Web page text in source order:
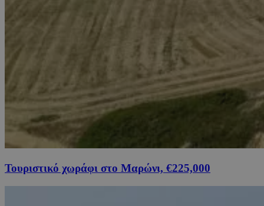
Τουριστικό χωράφι στο Μαρώνι, €225,000